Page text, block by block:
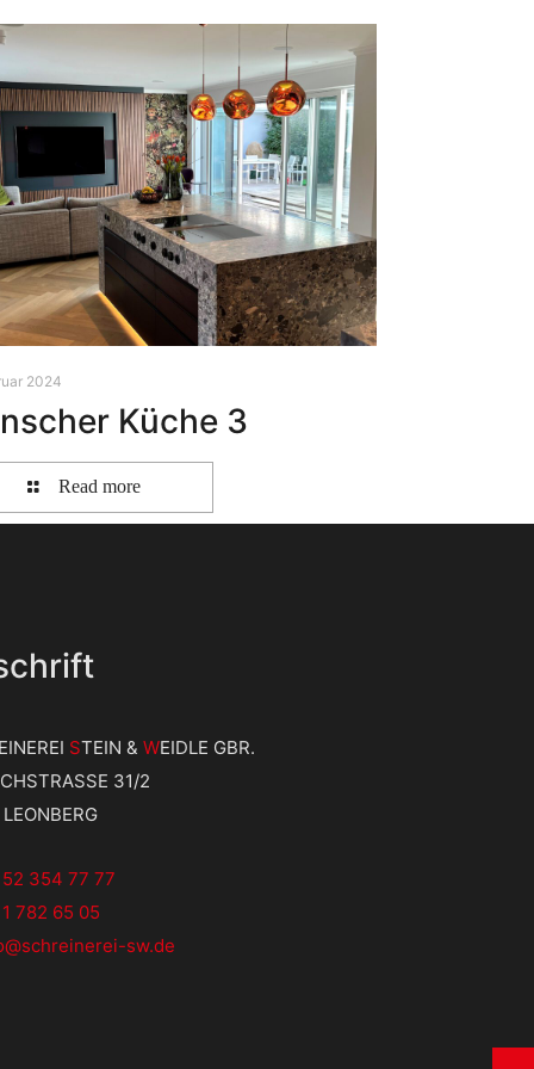
2024
Küche 3
Read more
STEIN & WEIDLE GBR.
31/2
354 77 77
782 65 05
sw.de